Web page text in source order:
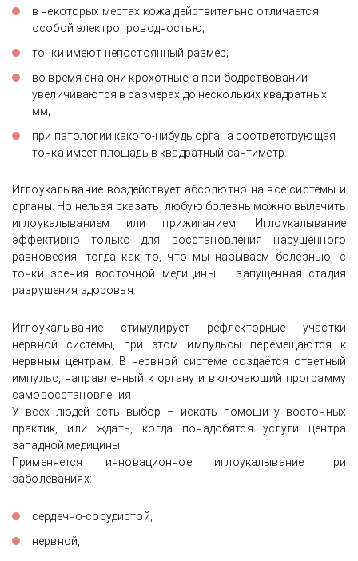
в некоторых местах кожа действительно отличается
особой электропроводностью;
точки имеют непостоянный размер;
во время сна они крохотные, а при бодрствовании
увеличиваются в размерах до нескольких квадратных
мм;
при патологии какого-нибудь органа соответствующая
точка имеет площадь в квадратный сантиметр.
Иглоукалывание воздействует абсолютно на все системы и
органы. Но нельзя сказать, любую болезнь можно вылечить
иглоукалыванием или прижиганием. Иглоукалывание
эффективно только для восстановления нарушенного
равновесия, тогда как то, что мы называем болезнью, с
точки зрения восточной медицины – запущенная стадия
разрушения здоровья.
Иглоукалывание стимулирует рефлекторные участки
нервной системы, при этом импульсы перемещаются к
нервным центрам. В нервной системе создаётся ответный
импульс, направленный к органу и включающий программу
самовосстановления.
У всех людей есть выбор – искать помощи у восточных
практик, или ждать, когда понадобятся услуги центра
западной медицины.
Применяется инновационное иглоукалывание при
заболеваниях:
сердечно-сосудистой,
нервной,